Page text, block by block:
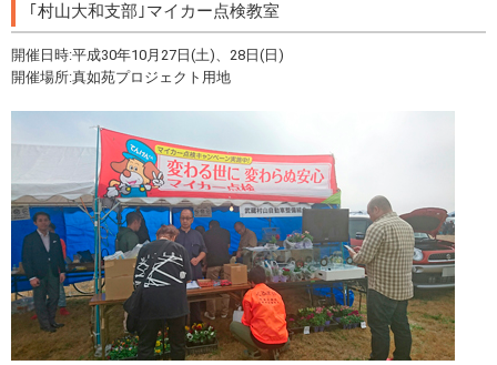
｢村山大和支部｣マイカー点検教室
開催日時:平成30年10月27日(土)、28日(日)
開催場所:真如苑プロジェクト用地